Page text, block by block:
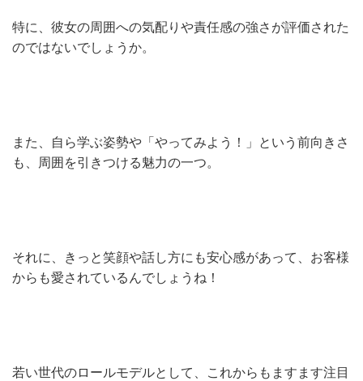
特に、彼女の周囲への気配りや責任感の強さが評価された
のではないでしょうか。
また、自ら学ぶ姿勢や「やってみよう！」という前向きさ
も、周囲を引きつける魅力の一つ。
それに、きっと笑顔や話し方にも安心感があって、お客様
からも愛されているんでしょうね！
若い世代のロールモデルとして、これからもますます注目